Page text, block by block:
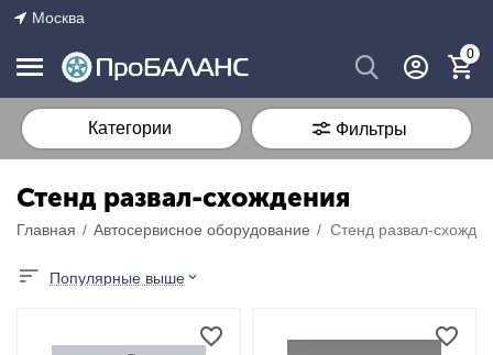
Москва
0
Категории Фильтры
Стенд развал-схождения
Главная / Автосервисное оборудование / Стенд развал-
Популярные выше